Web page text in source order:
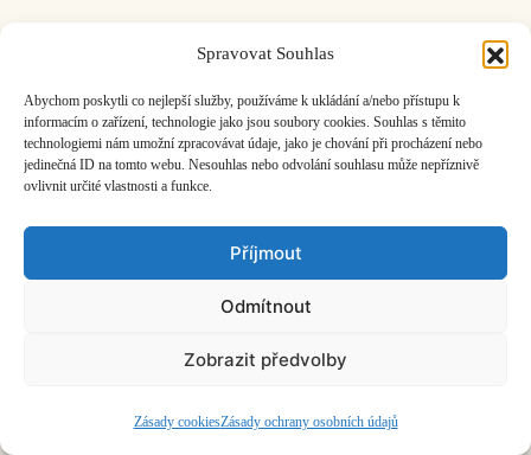
Spravovat Souhlas
Abychom poskytli co nejlepší služby, používáme k ukládání a/nebo přístupu k
informacím o zařízení, technologie jako jsou soubory cookies. Souhlas s těmito
technologiemi nám umožní zpracovávat údaje, jako je chování při procházení nebo
jedinečná ID na tomto webu. Nesouhlas nebo odvolání souhlasu může nepříznivě
ovlivnit určité vlastnosti a funkce.
Příjmout
Odmítnout
Zobrazit předvolby
Zásady cookiesZásady ochrany osobních údajů
ČASOPIS O JINÉ HUDBĚ | vydáváHudební informační středisko
|
©2026 HISvoice – design a adminAtelier Dokument